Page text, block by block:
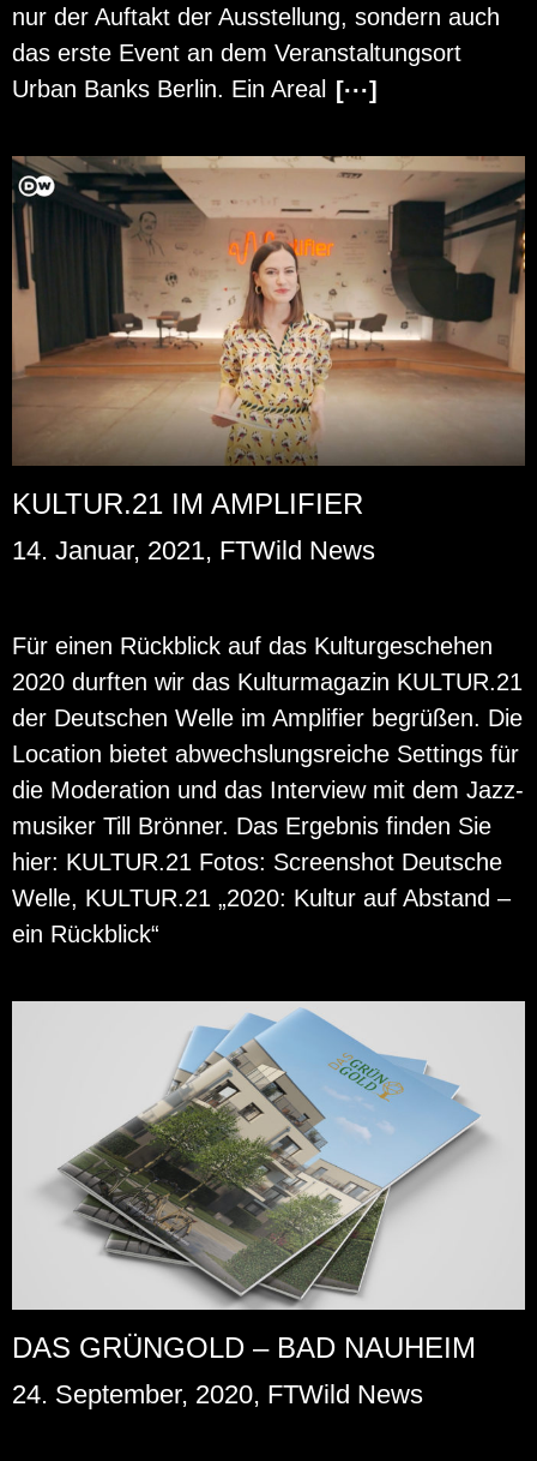
nur der Auf­takt der Aus­stel­lung, son­dern auch
das erste Event an dem Ver­an­stal­tungs­ort
Urban Banks Ber­lin. Ein Areal
[···]
KULTUR.21 IM AMPLIFIER
14. Januar, 2021, FTWild News
Für einen Rück­blick auf das Kul­tur­ge­sche­hen
2020 durf­ten wir das Kul­tur­ma­ga­zin KUL­TUR.21
der Deut­schen Welle im Am­pli­fier be­grü­ßen. Die
Lo­ca­ti­on bie­tet ab­wechs­lungs­rei­che Set­tings für
die Mo­dera­ti­on und das In­ter­view mit dem Jazz­
mu­si­ker Till Brön­ner. Das Er­geb­nis fin­den Sie
hier: KUL­TUR.21 Fotos: Screen­shot Deut­sche
Welle, KUL­TUR.21 „2020: Kul­tur auf Ab­stand –
ein Rück­blick“
DAS GRÜNGOLD – BAD NAUHEIM
24. September, 2020, FTWild News